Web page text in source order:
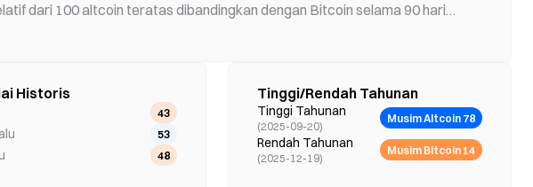
dari 100 altcoin teratas dibandingkan dengan Bitcoin selama 90 hari
Historis
43
53
48
Tinggi/Rendah Tahunan
Tinggi Tahunan
(2025-09-20)
Musim Altcoin 78
Rendah Tahunan
(2025-12-19)
Musim Bitcoin 14